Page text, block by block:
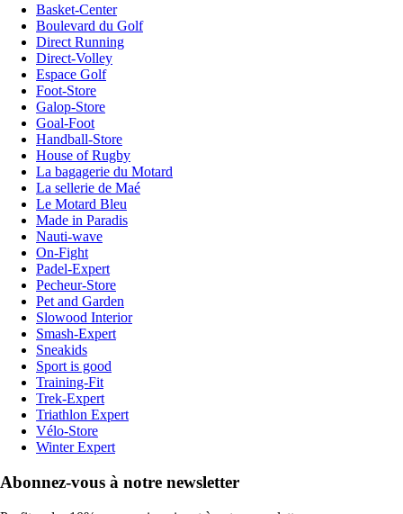
Basket-Center
Boulevard du Golf
Direct Running
Direct-Volley
Espace Golf
Foot-Store
Galop-Store
Goal-Foot
Handball-Store
House of Rugby
La bagagerie du Motard
La sellerie de Maé
Le Motard Bleu
Made in Paradis
Nauti-wave
On-Fight
Padel-Expert
Pecheur-Store
Pet and Garden
Slowood Interior
Smash-Expert
Sneakids
Sport is good
Training-Fit
Trek-Expert
Triathlon Expert
Vélo-Store
Winter Expert
Abonnez-vous à notre newsletter